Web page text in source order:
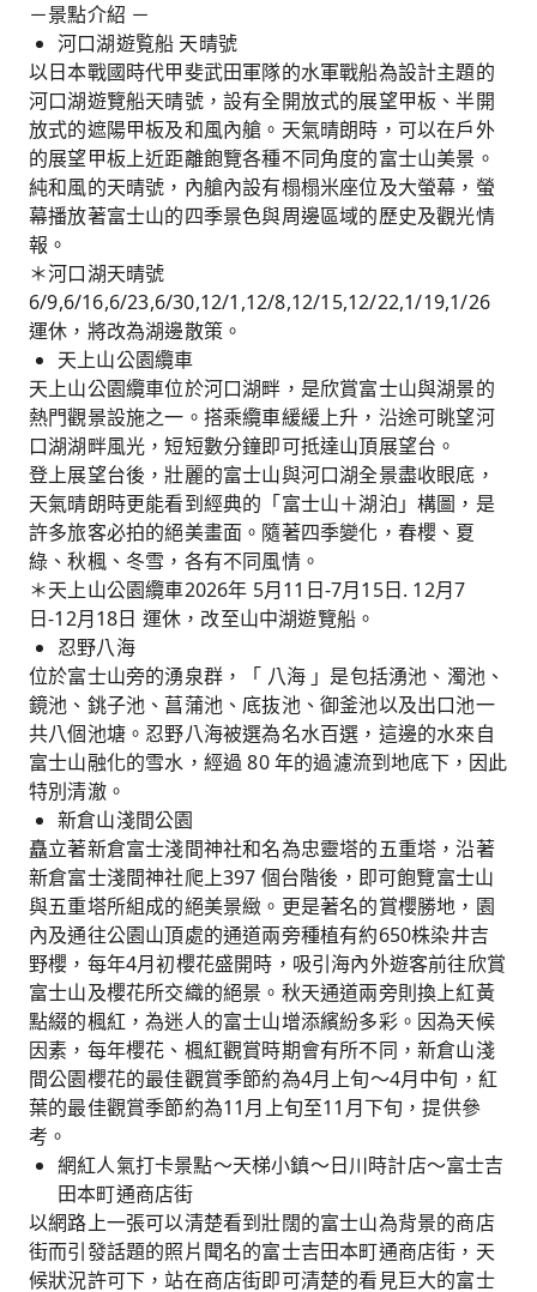
－景點介紹 －
河口湖遊覧船 天晴號
以日本戰國時代甲斐武田軍隊的水軍戰船為設計主題的
河口湖遊覽船天晴號，設有全開放式的展望甲板、半開
放式的遮陽甲板及和風內艙。天氣晴朗時，可以在戶外
的展望甲板上近距離飽覽各種不同角度的富士山美景。
純和風的天晴號，內艙內設有榻榻米座位及大螢幕，螢
幕播放著富士山的四季景色與周邊區域的歷史及觀光情
報。
＊河口湖天晴號
6/9,6/16,6/23,6/30,12/1,12/8,12/15,12/22,1/19,1/26
運休，將改為湖邊散策。
天上山公園纜車
天上山公園纜車位於河口湖畔，是欣賞富士山與湖景的
熱門觀景設施之一。搭乘纜車緩緩上升，沿途可眺望河
口湖湖畔風光，短短數分鐘即可抵達山頂展望台。
登上展望台後，壯麗的富士山與河口湖全景盡收眼底，
天氣晴朗時更能看到經典的「富士山＋湖泊」構圖，是
許多旅客必拍的絕美畫面。隨著四季變化，春櫻、夏
綠、秋楓、冬雪，各有不同風情。
＊天上山公園纜車2026年 5月11日-7月15日. 12月7
日-12月18日 運休，改至山中湖遊覽船。
忍野八海
位於富士山旁的湧泉群，「 八海 」是包括湧池、濁池、
鏡池、銚子池、菖蒲池、底抜池、御釜池以及出口池一
共八個池塘。忍野八海被選為名水百選，這邊的水來自
富士山融化的雪水，經過 80 年的過濾流到地底下，因此
特別清澈。
新倉山淺間公園
矗立著新倉富士淺間神社和名為忠靈塔的五重塔，沿著
新倉富士淺間神社爬上397 個台階後，即可飽覽富士山
與五重塔所組成的絕美景緻。更是著名的賞櫻勝地，園
內及通往公園山頂處的通道兩旁種植有約650株染井吉
野櫻，每年4月初櫻花盛開時，吸引海內外遊客前往欣賞
富士山及櫻花所交織的絕景。秋天通道兩旁則換上紅黃
點綴的楓紅，為迷人的富士山增添繽紛多彩。因為天候
因素，每年櫻花、楓紅觀賞時期會有所不同，新倉山淺
間公園櫻花的最佳觀賞季節約為4月上旬～4月中旬，紅
葉的最佳觀賞季節約為11月上旬至11月下旬，提供參
考。
網紅人氣打卡景點～天梯小鎮～日川時計店～富士吉
田本町通商店街
以網路上一張可以清楚看到壯闊的富士山為背景的商店
街而引發話題的照片聞名的富士吉田本町通商店街，天
候狀況許可下，站在商店街即可清楚的看見巨大的富士